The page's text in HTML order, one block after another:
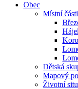
Obec
Místní části
Dětská
Mapový
Životní